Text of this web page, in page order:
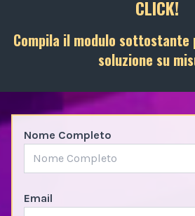
CLICK!
Compila il modulo
soluzione su
Nome Completo
Email